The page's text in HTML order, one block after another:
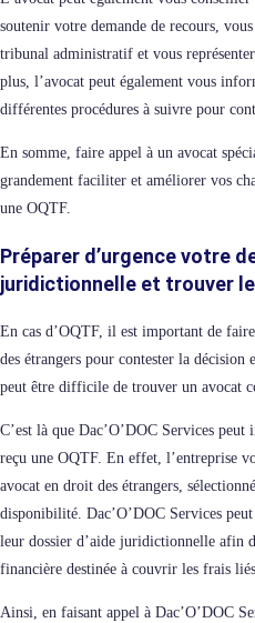
soutenir votre demande de recours,
tribunal administratif et vous
plus, l’avocat peut également vous
différentes procédures à suivre pour
En somme, faire appel à un avocat
grandement faciliter et améliorer vos
une OQTF.
Préparer d’urgence votre
juridictionnelle et trouver
En cas d’OQTF, il est important de
des étrangers pour contester la
peut être difficile de trouver un avocat
C’est là que Dac’O’DOC Services
reçu une OQTF. En effet, l’entreprise
avocat en droit des étrangers,
disponibilité. Dac’O’DOC Services
leur dossier d’aide juridictionnelle afin
financière destinée à couvrir les frais
Ainsi, en faisant appel à Dac’O’DOC